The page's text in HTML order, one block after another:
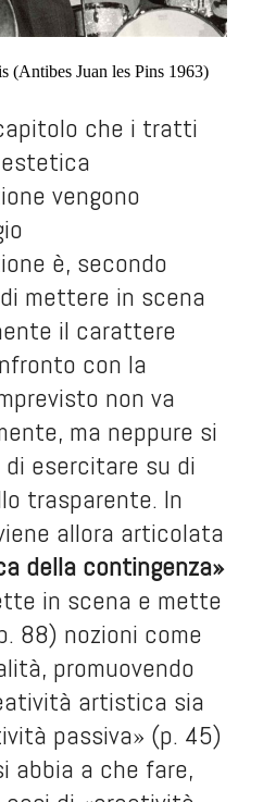
(Antibes Juan les Pins 1963)
che i tratti
vengono
è, secondo
mettere in scena
il carattere
con la
non va
ma neppure si
esercitare su di
trasparente. In
allora articolata
della contingenza»
in scena e mette
88) nozioni come
promuovendo
artistica sia
passiva» (p. 45)
abbia a che fare,